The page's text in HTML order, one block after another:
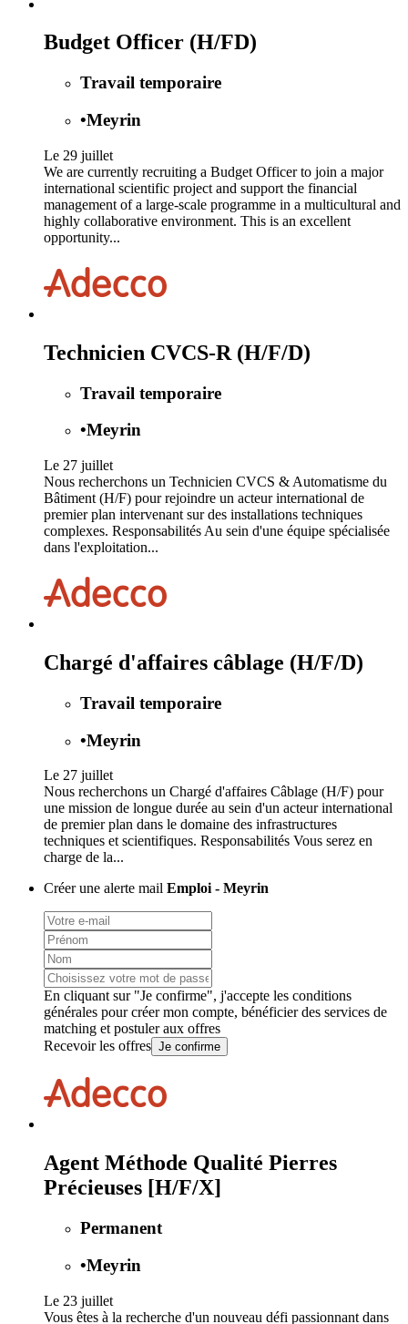
Budget Officer (H/FD)
Travail temporaire
•Meyrin
Le 29 juillet
We are currently recruiting a Budget Officer to join a major
international scientific project and support the financial
management of a large-scale programme in a multicultural and
highly collaborative environment. This is an excellent
opportunity...
Technicien CVCS-R (H/F/D)
Travail temporaire
•Meyrin
Le 27 juillet
Nous recherchons un Technicien CVCS & Automatisme du
Bâtiment (H/F) pour rejoindre un acteur international de
premier plan intervenant sur des installations techniques
complexes. Responsabilités Au sein d'une équipe spécialisée
dans l'exploitation...
Chargé d'affaires câblage (H/F/D)
Travail temporaire
•Meyrin
Le 27 juillet
Nous recherchons un Chargé d'affaires Câblage (H/F) pour
une mission de longue durée au sein d'un acteur international
de premier plan dans le domaine des infrastructures
techniques et scientifiques. Responsabilités Vous serez en
charge de la...
Créer une alerte mail Emploi - Meyrin
En cliquant sur "Je confirme", j'accepte les conditions
générales pour créer mon compte, bénéficier des services de
matching et postuler aux offres
Recevoir les offres Je confirme
Agent Méthode Qualité Pierres
Précieuses [H/F/X]
Permanent
•Meyrin
Le 23 juillet
Vous êtes à la recherche d'un nouveau défi passionnant dans